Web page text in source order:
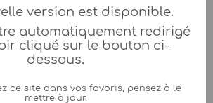
version est disponible.
automatiquement redirigé
cliqué sur le bouton ci-
dessous.
ce site dans vos favoris, pensez à le
mettre à jour.